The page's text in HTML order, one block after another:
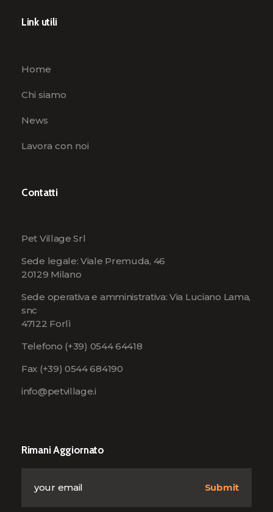
Link utili
Home
Chi siamo
News
Lavora con noi
Contatti
Pet Village Srl
Sede legale: Viale Premuda, 46
20129 Milano
Sede operativa e amministrativa: Via Luciano Lama,
snc
47122 Forlì
Telefono (+39) 0544 64418
Fax (+39) 0544 684190
info@petvillage.i
Rimani Aggiornato